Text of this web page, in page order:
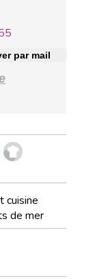
par mail
cuisine
de mer